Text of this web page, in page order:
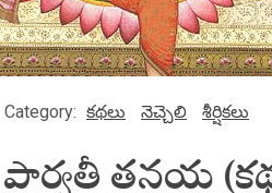
Category: కథలు నెచ్చెలి శీర్షికలు